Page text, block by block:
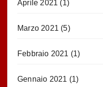
Aprile 2021 (1)
Marzo 2021 (5)
Febbraio 2021 (1)
Gennaio 2021 (1)